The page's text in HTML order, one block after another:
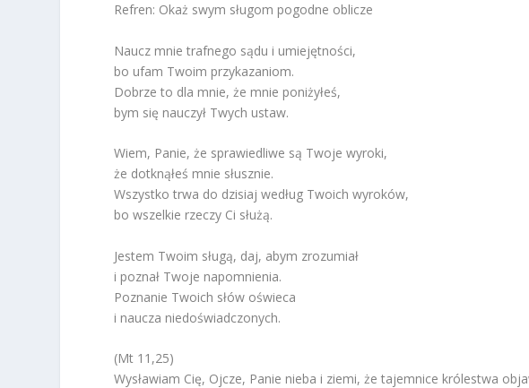
Refren: Okaż swym sługom pogodne oblicze
Naucz mnie trafnego sądu i umiejętności,
bo ufam Twoim przykazaniom.
Dobrze to dla mnie, że mnie poniżyłeś,
bym się nauczył Twych ustaw.
Wiem, Panie, że sprawiedliwe są Twoje wyroki,
że dotknąłeś mnie słusznie.
Wszystko trwa do dzisiaj według Twoich wyroków,
bo wszelkie rzeczy Ci służą.
Jestem Twoim sługą, daj, abym zrozumiał
i poznał Twoje napomnienia.
Poznanie Twoich słów oświeca
i naucza niedoświadczonych.
(Mt 11,25)
Wysławiam Cię, Ojcze, Panie nieba i ziemi, że tajemnice królestwa